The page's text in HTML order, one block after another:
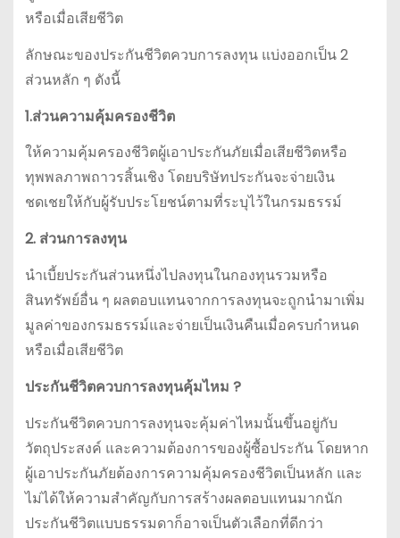
หรือเมื่อเสียชีวิต
ลักษณะของประกันชีวิตควบการลงทุน แบ่งออกเป็น 2
ส่วนหลัก ๆ ดังนี้
1.ส่วนความคุ้มครองชีวิต
ให้ความคุ้มครองชีวิตผู้เอาประกันภัยเมื่อเสียชีวิตหรือ
ทุพพลภาพถาวรสิ้นเชิง โดยบริษัทประกันจะจ่ายเงิน
ชดเชยให้กับผู้รับประโยชน์ตามที่ระบุไว้ในกรมธรรม์
2. ส่วนการลงทุน
นำเบี้ยประกันส่วนหนึ่งไปลงทุนในกองทุนรวมหรือ
สินทรัพย์อื่น ๆ ผลตอบแทนจากการลงทุนจะถูกนำมาเพิ่ม
มูลค่าของกรมธรรม์และจ่ายเป็นเงินคืนเมื่อครบกำหนด
หรือเมื่อเสียชีวิต
ประกันชีวิตควบการลงทุนคุ้มไหม ?
ประกันชีวิตควบการลงทุนจะคุ้มค่าไหมนั้นขึ้นอยู่กับ
วัตถุประสงค์ และความต้องการของผู้ซื้อประกัน โดยหาก
ผู้เอาประกันภัยต้องการความคุ้มครองชีวิตเป็นหลัก และ
ไม่ได้ให้ความสำคัญกับการสร้างผลตอบแทนมากนัก
ประกันชีวิตแบบธรรมดาก็อาจเป็นตัวเลือกที่ดีกว่า